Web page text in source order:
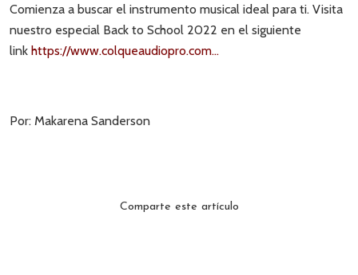
Comienza a buscar el instrumento musical ideal para ti. Visita
nuestro especial Back to School 2022 en el siguiente
link https://www.colqueaudiopro.com...
Por: Makarena Sanderson
Comparte este artículo